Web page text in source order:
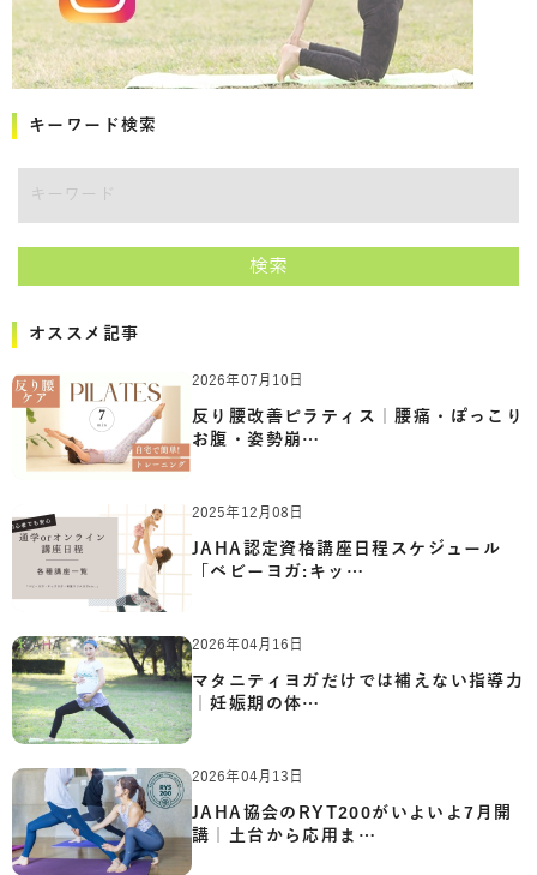
キーワード検索
検索
オススメ記事
2026年07月10日
反り腰改善ピラティス｜腰痛・ぽっこり
お腹・姿勢崩…
2025年12月08日
JAHA認定資格講座日程スケジュール
「ベビーヨガ:キッ…
2026年04月16日
マタニティヨガだけでは補えない指導力
｜妊娠期の体…
2026年04月13日
JAHA協会のRYT200がいよいよ7月開
講｜土台から応用ま…